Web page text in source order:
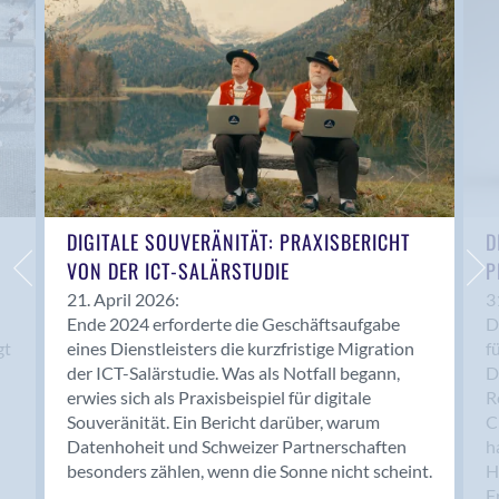
Anwil
Appenzell
Au SG
Baar
Baden
Balsthal
Balzers
Basel
Bassersdorf
Belp
Bendern
Benken (SG)
Bergdietikon
Berlin
Bern
Bern - Liebefeld
DIGITALE SOUVERÄNITÄT: PRAXISBERICHT
VON DER ICT-SALÄRSTUDIE
21. April 2026:
Ende 2024 erforderte die Geschäftsaufgabe
eines Dienstleisters die kurzfristige Migration
der ICT-Salärstudie. Was als Notfall begann,
erwies sich als Praxisbeispiel für digitale
Souveränität. Ein Bericht darüber, warum
Datenhoheit und Schweizer Partnerschaften
besonders zählen, wenn die Sonne nicht scheint.